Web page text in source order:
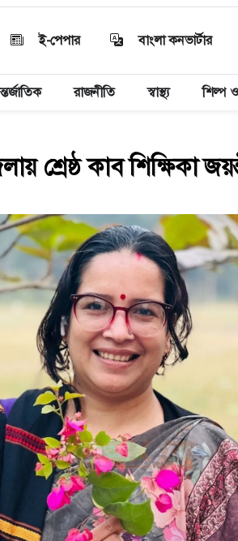
ই-পেপার বাংলা কনভার্টার
রাজনীতি স্বাস্থ্য শিল্প
শ্রেষ্ঠ কাব শিক্ষিকা